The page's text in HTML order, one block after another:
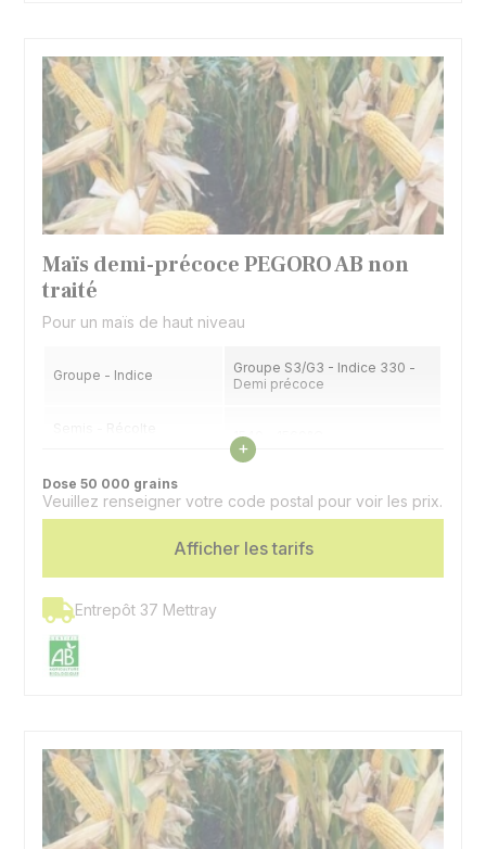
Maïs demi-précoce PEGORO AB non
traité
Pour un maïs de haut niveau
Groupe - Indice
Groupe S3/G3 - Indice 330 -
Demi précoce
1540 - 1560°C
Semis - Récolte grain
(32% H2O)
1810 - 1860°C
Hybride simple - Denté
Utilisation
Voir les caractéristiques
+
Dose 50 000 grains
Veuillez renseigner votre code postal pour voir les prix.
Afficher les tarifs
Entrepôt 37 Mettray